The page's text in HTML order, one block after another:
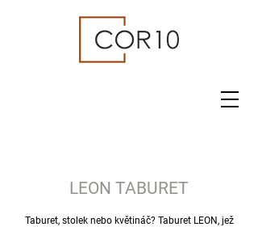
LEON TABURET
Taburet, stolek nebo květináč? Taburet LEON, jež